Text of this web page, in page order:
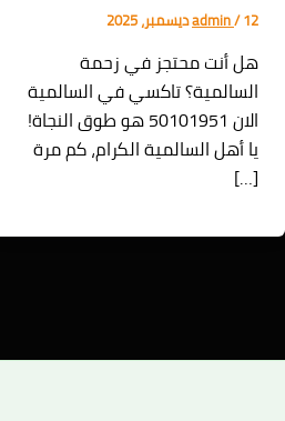
admin/12 ديسمبر، 2025
هل أنت محتجز في زحمة
السالمية؟ تاكسي في السالمية
الان 50101951 هو طوق النجاة!
يا أهل السالمية الكرام، كم مرة
[…]